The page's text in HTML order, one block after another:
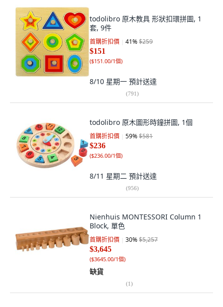
todolibro 原木教具 形狀扣環拼圖, 1
套, 9件
首購折扣價 41%$259
$151
($151.00/1個)
8/10 星期一 預計送達
(791)
todolibro 原木圖形時鐘拼圖, 1個
首購折扣價 59%$581
$236
($236.00/1個)
8/11 星期二 預計送達
(956)
Nienhuis MONTESSORI Column 1
Block, 單色
首購折扣價 30%$5,257
$3,645
($3645.00/1個)
缺貨
(1)